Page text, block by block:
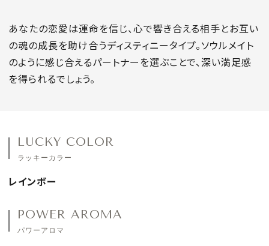
あなたの恋愛は運命を信じ、心で響き合える相手とお互い
の魂の成長を助け合うディスティニータイプ。ソウルメイト
のように感じ合えるパートナーを選ぶことで、深い満足感
を得られるでしょう。
LUCKY COLOR
ラッキーカラー
レインボー
POWER AROMA
パワーアロマ